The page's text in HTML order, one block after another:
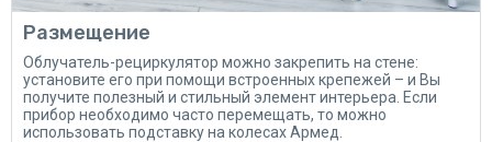
Размещение
Облучатель-рециркулятор можно закрепить на стене:
установите его при помощи встроенных крепежей – и Вы
получите полезный и стильный элемент интерьера. Если
прибор необходимо часто перемещать, то можно
использовать подставку на колесах Армед.